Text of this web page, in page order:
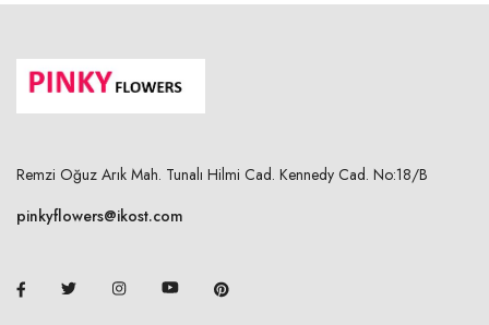
Remzi Oğuz Arık Mah. Tunalı Hilmi Cad. Kennedy Cad. No:18/B
pinkyflowers@ikost.com